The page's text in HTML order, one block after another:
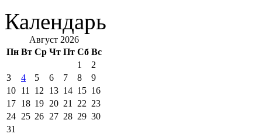
Календарь
Август 2026
Пн Вт Ср Чт Пт Сб Вс
1
2
3
4 5 6 7 8
9
10 11 12 13 14 15 16
17 18 19 20 21 22 23
24 25 26 27 28 29 30
31